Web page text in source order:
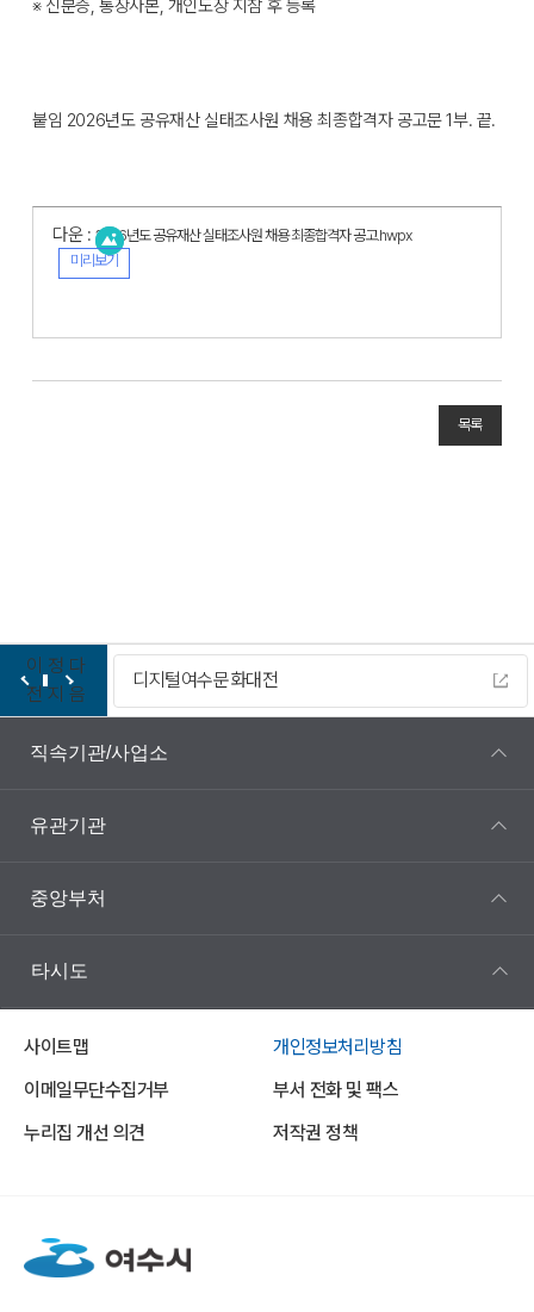
※ 신분증, 통장사본, 개인도장 지참 후 등록
붙임 2026년도 공유재산 실태조사원 채용 최종합격자 공고문 1부. 끝.
다운 : 2026년도 공유재산 실태조사원 채용 최종합격자 공고.hwpx
미리보기
목록
이
전
정
지
다
음
디지털여수문화대전
직속기관/사업소
유관기관
중앙부처
타시도
사이트맵
개인정보처리방침
이메일무단수집거부
부서 전화 및 팩스
누리집 개선 의견
저작권 정책